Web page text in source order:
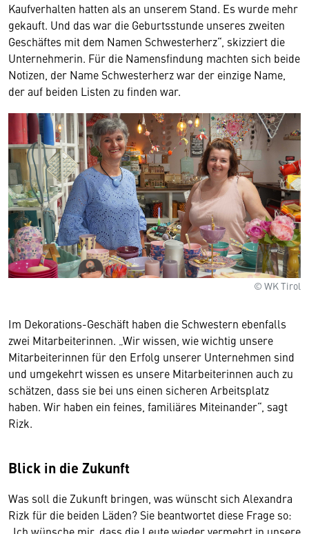
Kaufverhalten hatten als an unserem Stand. Es wurde mehr
gekauft. Und das war die Geburtsstunde unseres zweiten
Geschäftes mit dem Namen Schwesterherz“, skizziert die
Unternehmerin. Für die Namensfindung machten sich beide
Notizen, der Name Schwesterherz war der einzige Name,
der auf beiden Listen zu finden war.
© WK Tirol
Im Dekorations-Geschäft haben die Schwestern ebenfalls
zwei Mitarbeiterinnen. „Wir wissen, wie wichtig unsere
Mitarbeiterinnen für den Erfolg unserer Unternehmen sind
und umgekehrt wissen es unsere Mitarbeiterinnen auch zu
schätzen, dass sie bei uns einen sicheren Arbeitsplatz
haben. Wir haben ein feines, familiäres Miteinander“, sagt
Rizk.
Blick in die Zukunft
Was soll die Zukunft bringen, was wünscht sich Alexandra
Rizk für die beiden Läden? Sie beantwortet diese Frage so:
„Ich wünsche mir, dass die Leute wieder vermehrt in unsere